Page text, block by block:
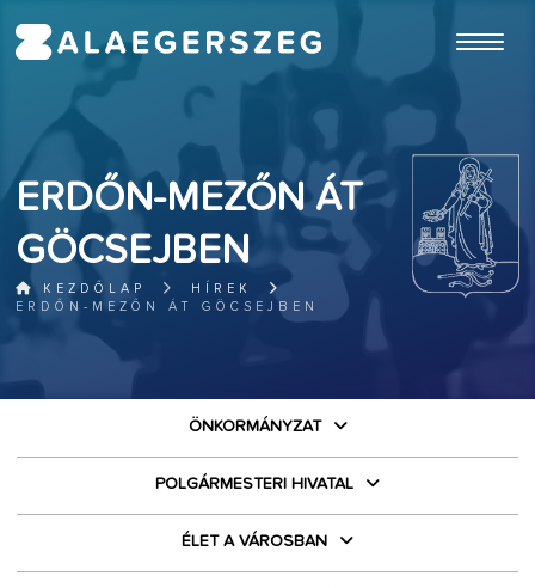
ERDŐN-MEZŐN ÁT
GÖCSEJBEN
KEZDŐLAP
HÍREK
ERDŐN-MEZŐN ÁT GÖCSEJBEN
ÖNKORMÁNYZAT
POLGÁRMESTERI HIVATAL
ÉLET A VÁROSBAN